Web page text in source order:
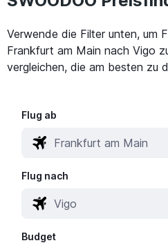
Verwende die Filter unten, um
Frankfurt am Main nach Vigo
vergleichen, die am besten zu
Flug ab
Flug nach
Budget